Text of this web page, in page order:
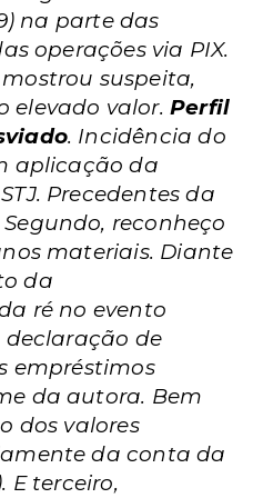
na parte das
operações via PIX.
suspeita,
elevado valor. Perfil
. Incidência do
aplicação da
Precedentes da
reconheço
materiais. Diante
da
ré no evento
declaração de
empréstimos
da autora. Bem
dos valores
da conta da
E terceiro,